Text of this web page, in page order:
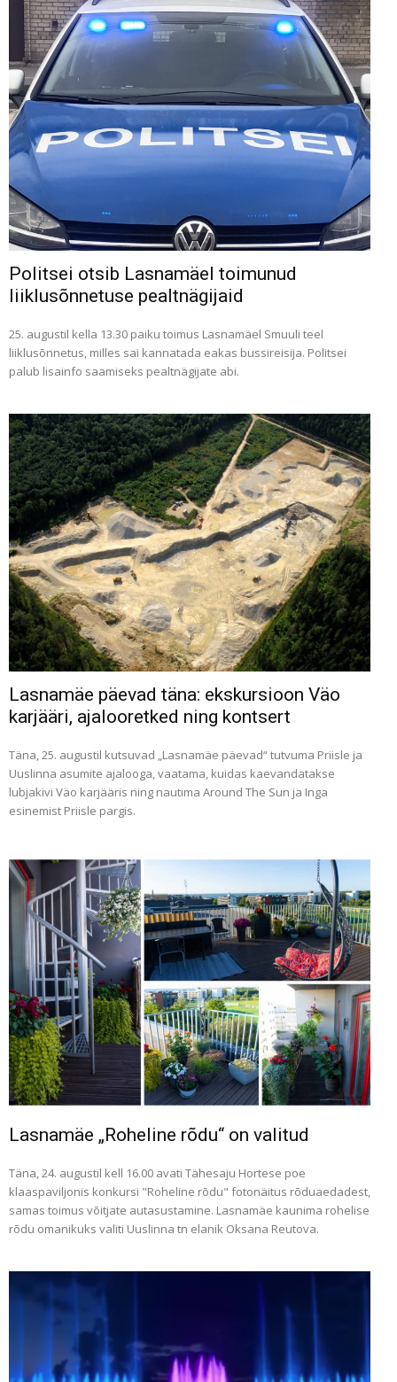
Politsei otsib Lasnamäel toimunud
liiklusõnnetuse pealtnägijaid
25. augustil kella 13.30 paiku toimus Lasnamäel Smuuli teel
liiklusõnnetus, milles sai kannatada eakas bussireisija. Politsei
palub lisainfo saamiseks pealtnägijate abi.
Lasnamäe päevad täna: ekskursioon Väo
karjääri, ajalooretked ning kontsert
Täna, 25. augustil kutsuvad „Lasnamäe päevad“ tutvuma Priisle ja
Uuslinna asumite ajalooga, vaatama, kuidas kaevandatakse
lubjakivi Väo karjääris ning nautima Around The Sun ja Inga
esinemist Priisle pargis.
Lasnamäe „Roheline rõdu“ on valitud
Täna, 24. augustil kell 16.00 avati Tähesaju Hortese poe
klaaspaviljonis konkursi "Roheline rõdu" fotonäitus rõduaedadest,
samas toimus võitjate autasustamine. Lasnamäe kaunima rohelise
rõdu omanikuks valiti Uuslinna tn elanik Oksana Reutova.